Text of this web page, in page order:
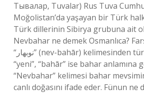
Тывалар, Tuvalar) Rus Tuva
Moğolistan’da yaşayan bir Türk
Türk dillerinin Sibirya grubuna ait
Nevbahar ne demek Osmanlıca?
“نوبهار” (nev-bahār) kelimesinden türemiştir. “Nev”
“yeni”, “bahār” ise bahar anlamına
“Nevbahar” kelimesi bahar
canlı doğasını ifade eder. Fünun ne